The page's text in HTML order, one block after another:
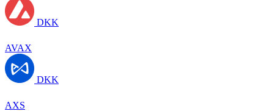
DKK
AVAX
DKK
AXS